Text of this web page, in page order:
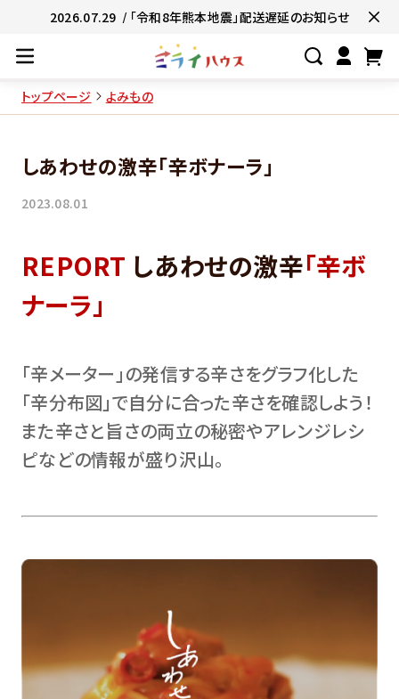
2026.07.29 / 「令和8年熊本地震」配送遅延のお知らせ
#簡単便利👍
トップページ よみもの
しあわせの激辛「辛ボナーラ」
2023.08.01
REPORT しあわせの激辛「辛ボ
ナーラ」
「辛メーター」の発信する辛さをグラフ化した
「辛分布図」で自分に合った辛さを確認しよう！
また辛さと旨さの両立の秘密やアレンジレシ
ピなどの情報が盛り沢山。